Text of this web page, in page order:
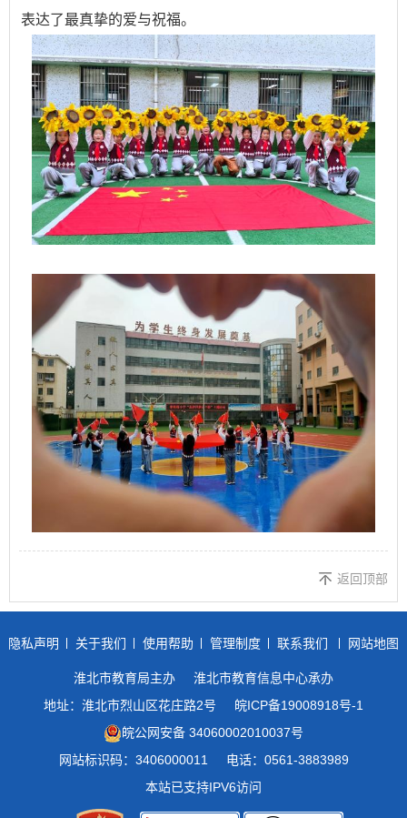
表达了最真挚的爱与祝福。
返回顶部
隐私声明 关于我们 使用帮助 管理制度 联系我们 网站地图
淮北市教育局主办
淮北市教育信息中心承办
地址：淮北市烈山区花庄路2号
皖ICP备19008918号-1
皖公网安备 34060002010037号
网站标识码：3406000011
电话：0561-3883989
本站已支持IPV6访问